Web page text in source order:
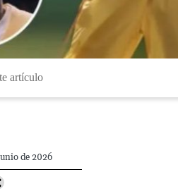
artículo
de 2026